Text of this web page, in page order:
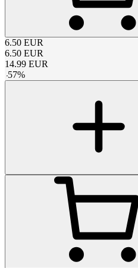
6.50 EUR
6.50 EUR
14.99 EUR
-57%